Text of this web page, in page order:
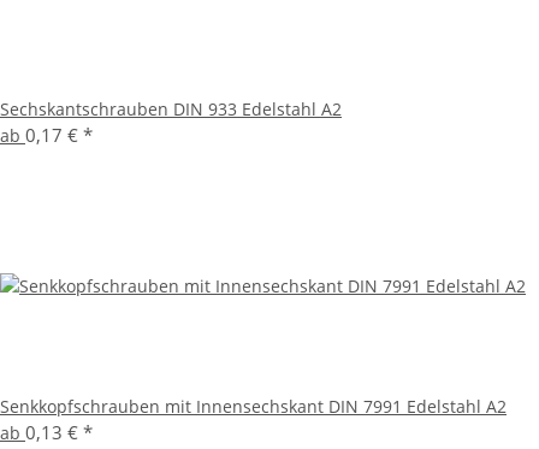
Sechskantschrauben DIN 933 Edelstahl A2
ab 0,17 € *
Senkkopfschrauben mit Innensechskant DIN 7991 Edelstahl A2
ab 0,13 € *